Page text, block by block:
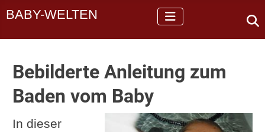
BABY-WELTEN
Bebilderte Anleitung zum
Baden vom Baby
In dieser